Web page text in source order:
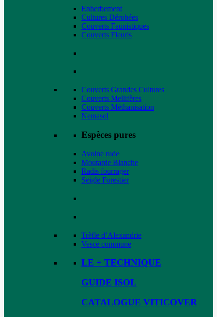
Enherbement
Cultures Dérobées
Couverts Faunistiques
Couverts Fleuris
Couverts Grandes Cultures
Couverts Mellifères
Couverts Méthanisation
Nemasol
Espèces pures
Avoine rude
Moutarde Blanche
Radis fourrager
Seigle Forestier
Trèfle d’Alexandrie
Vesce commune
LE + TECHNIQUE
GUIDE ISOL
CATALOGUE VITICOVER